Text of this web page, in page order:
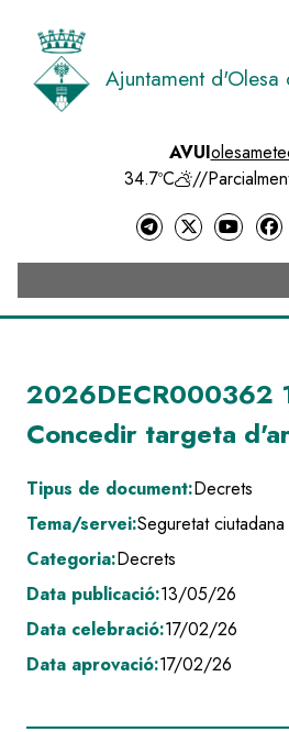
contingut
Ajuntament d'Olesa
AVUI
34.7ºC
//
2026DECR000362
Concedir targeta
Tipus de document:Decrets
Tema/servei:Seguretat ciutadana
Categoria:Decrets
Data publicació:13/05/26
Data celebració:17/02/26
Data aprovació:17/02/26